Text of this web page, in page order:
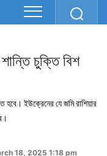
চুক্তি বিশ
হবে। ইউক্রেনের যে জমি রাশিয়ার
18, 2025 1:18 pm